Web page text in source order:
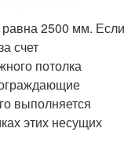
равна 2500 мм. Если
счет
потолка
ограждающие
выполняется
этих несущих